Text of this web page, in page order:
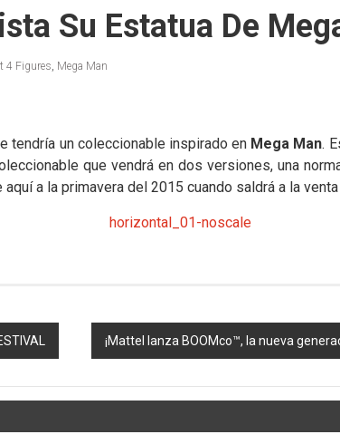
Su Estatua De
4 Figures, Mega Man
tendría un coleccionable inspirado en Mega Man.
que vendrá en dos versiones, una
a la primavera del 2015 cuando saldrá a la
¡Mattel lanza BOOMco™, la nueva